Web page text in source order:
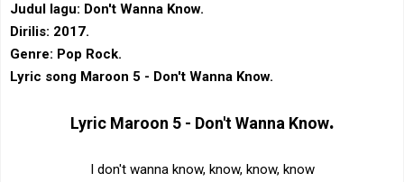
Judul lagu: Don't Wanna Know.
Dirilis: 2017.
Genre: Pop Rock.
Lyric song Maroon 5 - Don't Wanna Know.
Lyric Maroon 5 - Don't Wanna Know.
I don't wanna know, know, know, know